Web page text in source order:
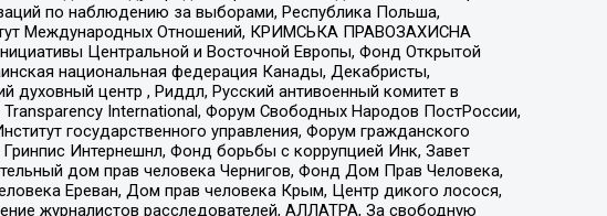
по наблюдению за выборами, Республика Польша,
Международных Отношений, КРИМСЬКА ПРАВОЗАХИСНА
Центральной и Восточной Европы, Фонд Открытой
национальная федерация Канады, Декабристы,
центр , Риддл, Русский антивоенный комитет в
International, Форум Свободных Народов ПостРоссии,
государственного управления, Форум гражданского
Интернешнл, Фонд борьбы с коррупцией Инк, Завет
дом прав человека Чернигов, Фонд Дом Прав Человека,
Ереван, Дом прав человека Крым, Центр дикого лосося,
журналистов расследователей, АЛЛАТРА, За свободную